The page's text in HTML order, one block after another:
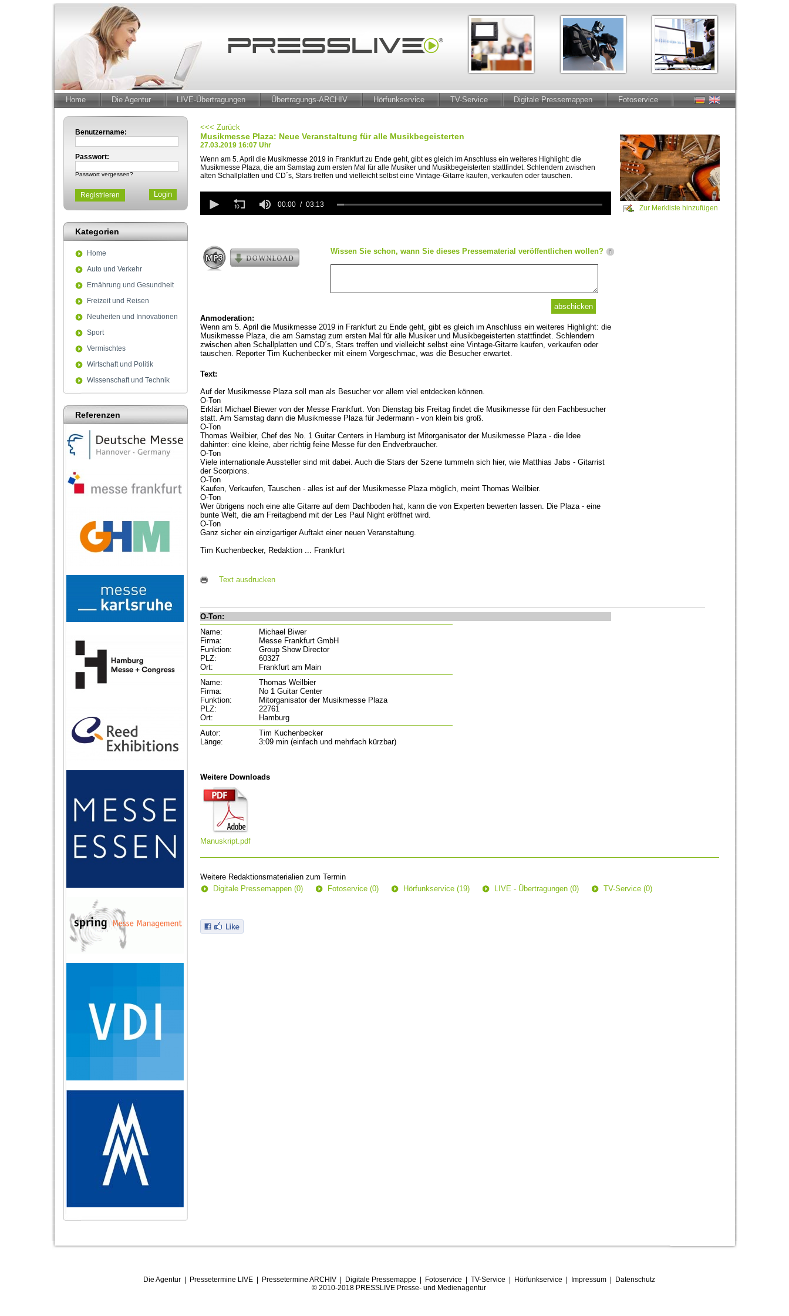
Home Die Agentur LIVE-Übertragungen Übertragungs-ARCHIV Hörfunkservice TV-Service Digitale Pressemappen Fotoservice
Benutzername:
Passwort:
Passwort vergessen?
Registrieren
Kategorien
Home
Auto und Verkehr
Ernährung und Gesundheit
Freizeit und Reisen
Neuheiten und Innovationen
Sport
Vermischtes
Wirtschaft und Politik
Wissenschaft und Technik
Referenzen
<<< Zurück
Musikmesse Plaza: Neue Veranstaltung für alle Musikbegeisterten
27.03.2019 16:07 Uhr
Wenn am 5. April die Musikmesse 2019 in Frankfurt zu Ende geht, gibt es gleich im Anschluss ein weiteres Highlight: die
Musikmesse Plaza, die am Samstag zum ersten Mal für alle Musiker und Musikbegeisterten stattfindet. Schlendern zwischen
alten Schallplatten und CD´s, Stars treffen und vielleicht selbst eine Vintage-Gitarre kaufen, verkaufen oder tauschen.
seconds
of
secondsVolume
90%
00:00 03:13 Zur Merkliste hinzufügen
Wissen Sie schon, wann Sie dieses Pressematerial veröffentlichen wollen?
Anmoderation:
Wenn am 5. April die Musikmesse 2019 in Frankfurt zu Ende geht, gibt es gleich im Anschluss ein weiteres Highlight: die
Musikmesse Plaza, die am Samstag zum ersten Mal für alle Musiker und Musikbegeisterten stattfindet. Schlendern
zwischen alten Schallplatten und CD´s, Stars treffen und vielleicht selbst eine Vintage-Gitarre kaufen, verkaufen oder
tauschen. Reporter Tim Kuchenbecker mit einem Vorgeschmac, was die Besucher erwartet.
Text:
Auf der Musikmesse Plaza soll man als Besucher vor allem viel entdecken können.
O-Ton
Erklärt Michael Biewer von der Messe Frankfurt. Von Dienstag bis Freitag findet die Musikmesse für den Fachbesucher
statt. Am Samstag dann die Musikmesse Plaza für Jedermann - von klein bis groß.
O-Ton
Thomas Weilbier, Chef des No. 1 Guitar Centers in Hamburg ist Mitorganisator der Musikmesse Plaza - die Idee
dahinter: eine kleine, aber richtig feine Messe für den Endverbraucher.
O-Ton
Viele internationale Aussteller sind mit dabei. Auch die Stars der Szene tummeln sich hier, wie Matthias Jabs - Gitarrist
der Scorpions.
O-Ton
Kaufen, Verkaufen, Tauschen - alles ist auf der Musikmesse Plaza möglich, meint Thomas Weilbier.
O-Ton
Wer übrigens noch eine alte Gitarre auf dem Dachboden hat, kann die von Experten bewerten lassen. Die Plaza - eine
bunte Welt, die am Freitagbend mit der Les Paul Night eröffnet wird.
O-Ton
Ganz sicher ein einzigartiger Auftakt einer neuen Veranstaltung.
Tim Kuchenbecker, Redaktion ... Frankfurt
Text ausdrucken
O-Ton:
Name:
Michael Biwer
Firma:
Messe Frankfurt GmbH
Funktion:
Group Show Director
PLZ:
60327
Ort:
Frankfurt am Main
Name:
Thomas Weilbier
Firma:
No 1 Guitar Center
Funktion:
Mitorganisator der Musikmesse Plaza
PLZ:
22761
Ort:
Hamburg
Autor:
Tim Kuchenbecker
Länge:
3:09 min (einfach und mehrfach kürzbar)
Weitere Downloads
Manuskript.pdf
Weitere Redaktionsmaterialien zum Termin
Digitale Pressemappen (0)
Fotoservice (0) Hörfunkservice (19) LIVE - Übertragungen (0) TV-Service (0)
Die Agentur| Pressetermine LIVE| Pressetermine ARCHIV| Digitale Pressemappe Fotoservice TV-Service Hörfunkservice Impressum| Datenschutz
© 2010-2018 PRESSLIVE Presse- und Medienagentur